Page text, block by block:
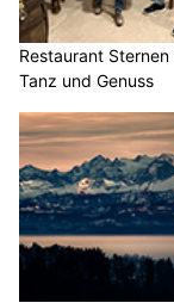
Restaurant
Tanz und Genuss